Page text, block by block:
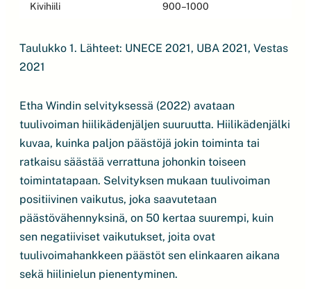
Kivihiili 900–1000
Taulukko 1. Lähteet: UNECE 2021, UBA 2021, Vestas
2021
Etha Windin selvityksessä (2022) avataan
tuulivoiman hiilikädenjäljen suuruutta. Hiilikädenjälki
kuvaa, kuinka paljon päästöjä jokin toiminta tai
ratkaisu säästää verrattuna johonkin toiseen
toimintatapaan. Selvityksen mukaan tuulivoiman
positiivinen vaikutus, joka saavutetaan
päästövähennyksinä, on 50 kertaa suurempi, kuin
sen negatiiviset vaikutukset, joita ovat
tuulivoimahankkeen päästöt sen elinkaaren aikana
sekä hiilinielun pienentyminen.